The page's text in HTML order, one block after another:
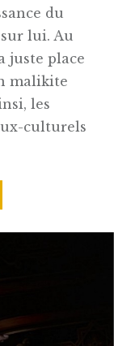
du
lui. Au
juste place
malikite
les
culturels